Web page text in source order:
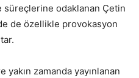
süreçlerine odaklanan Çetin
de özellikle provokasyon
yakın zamanda yayınlanan